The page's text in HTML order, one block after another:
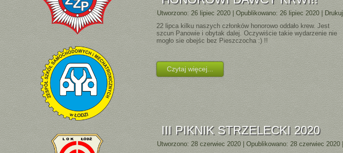
Utworzono: 26 lipiec 2020 |Opublikowano: 26 lipiec 2020 Drukuj
22 lipca kilku naszych członków honorowo oddało krew. Jest
szcun Panowie i obytak dalej. Oczywiście takie wydarzenie nie
mogło sie obejśc bez Pieszczocha :) !!
Czytaj więcej...
III PIKNIK STRZELECKI 2020
Utworzono: 28 czerwiec 2020 |Opublikowano: 28 czerwiec 2020